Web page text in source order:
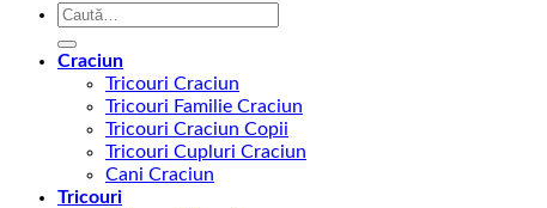
Caută
Craciun
Tricouri Craciun
Tricouri Familie Craciun
Tricouri Craciun Copii
Tricouri Cupluri Craciun
Cani Craciun
Tricouri